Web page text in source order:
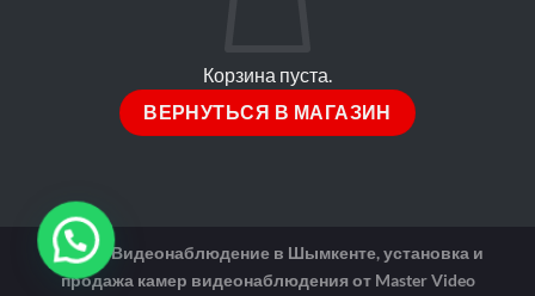
Корзина пуста.
ВЕРНУТЬСЯ В МАГАЗИН
2026 ©Видеонаблюдение в Шымкенте, установка и
продажа камер видеонаблюдения от Master Video